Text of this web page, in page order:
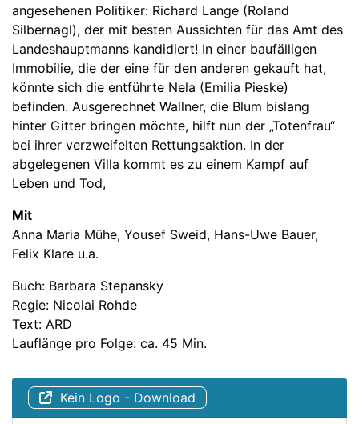
angesehenen Politiker: Richard Lange (Roland
Silbernagl), der mit besten Aussichten für das Amt des
Landeshauptmanns kandidiert! In einer baufälligen
Immobilie, die der eine für den anderen gekauft hat,
könnte sich die entführte Nela (Emilia Pieske)
befinden. Ausgerechnet Wallner, die Blum bislang
hinter Gitter bringen möchte, hilft nun der „Totenfrau“
bei ihrer verzweifelten Rettungsaktion. In der
abgelegenen Villa kommt es zu einem Kampf auf
Leben und Tod,
Mit
Anna Maria Mühe, Yousef Sweid, Hans-Uwe Bauer,
Felix Klare u.a.
Buch: Barbara Stepansky
Regie: Nicolai Rohde
Text: ARD
Lauflänge pro Folge: ca. 45 Min.
Kein Logo - Download